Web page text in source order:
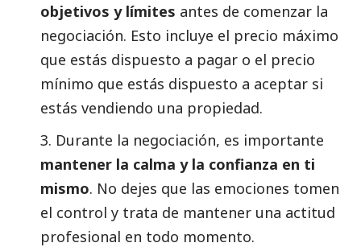
objetivos y límites antes de comenzar la
negociación. Esto incluye el precio máximo
que estás dispuesto a pagar o el precio
mínimo que estás dispuesto a aceptar si
estás vendiendo una propiedad.
3. Durante la negociación, es importante
mantener la calma y la confianza en ti
mismo. No dejes que las emociones tomen
el control y trata de mantener una actitud
profesional en todo momento.